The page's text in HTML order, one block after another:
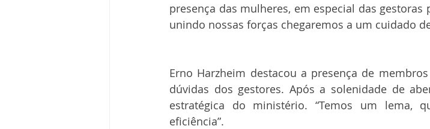
presença das mulheres, em especial das gestoras
unindo nossas forças chegaremos a um cuidado
Erno Harzheim destacou a presença de
dúvidas dos gestores. Após a solenidade de
estratégica do ministério. “Temos um lema,
eficiência”.